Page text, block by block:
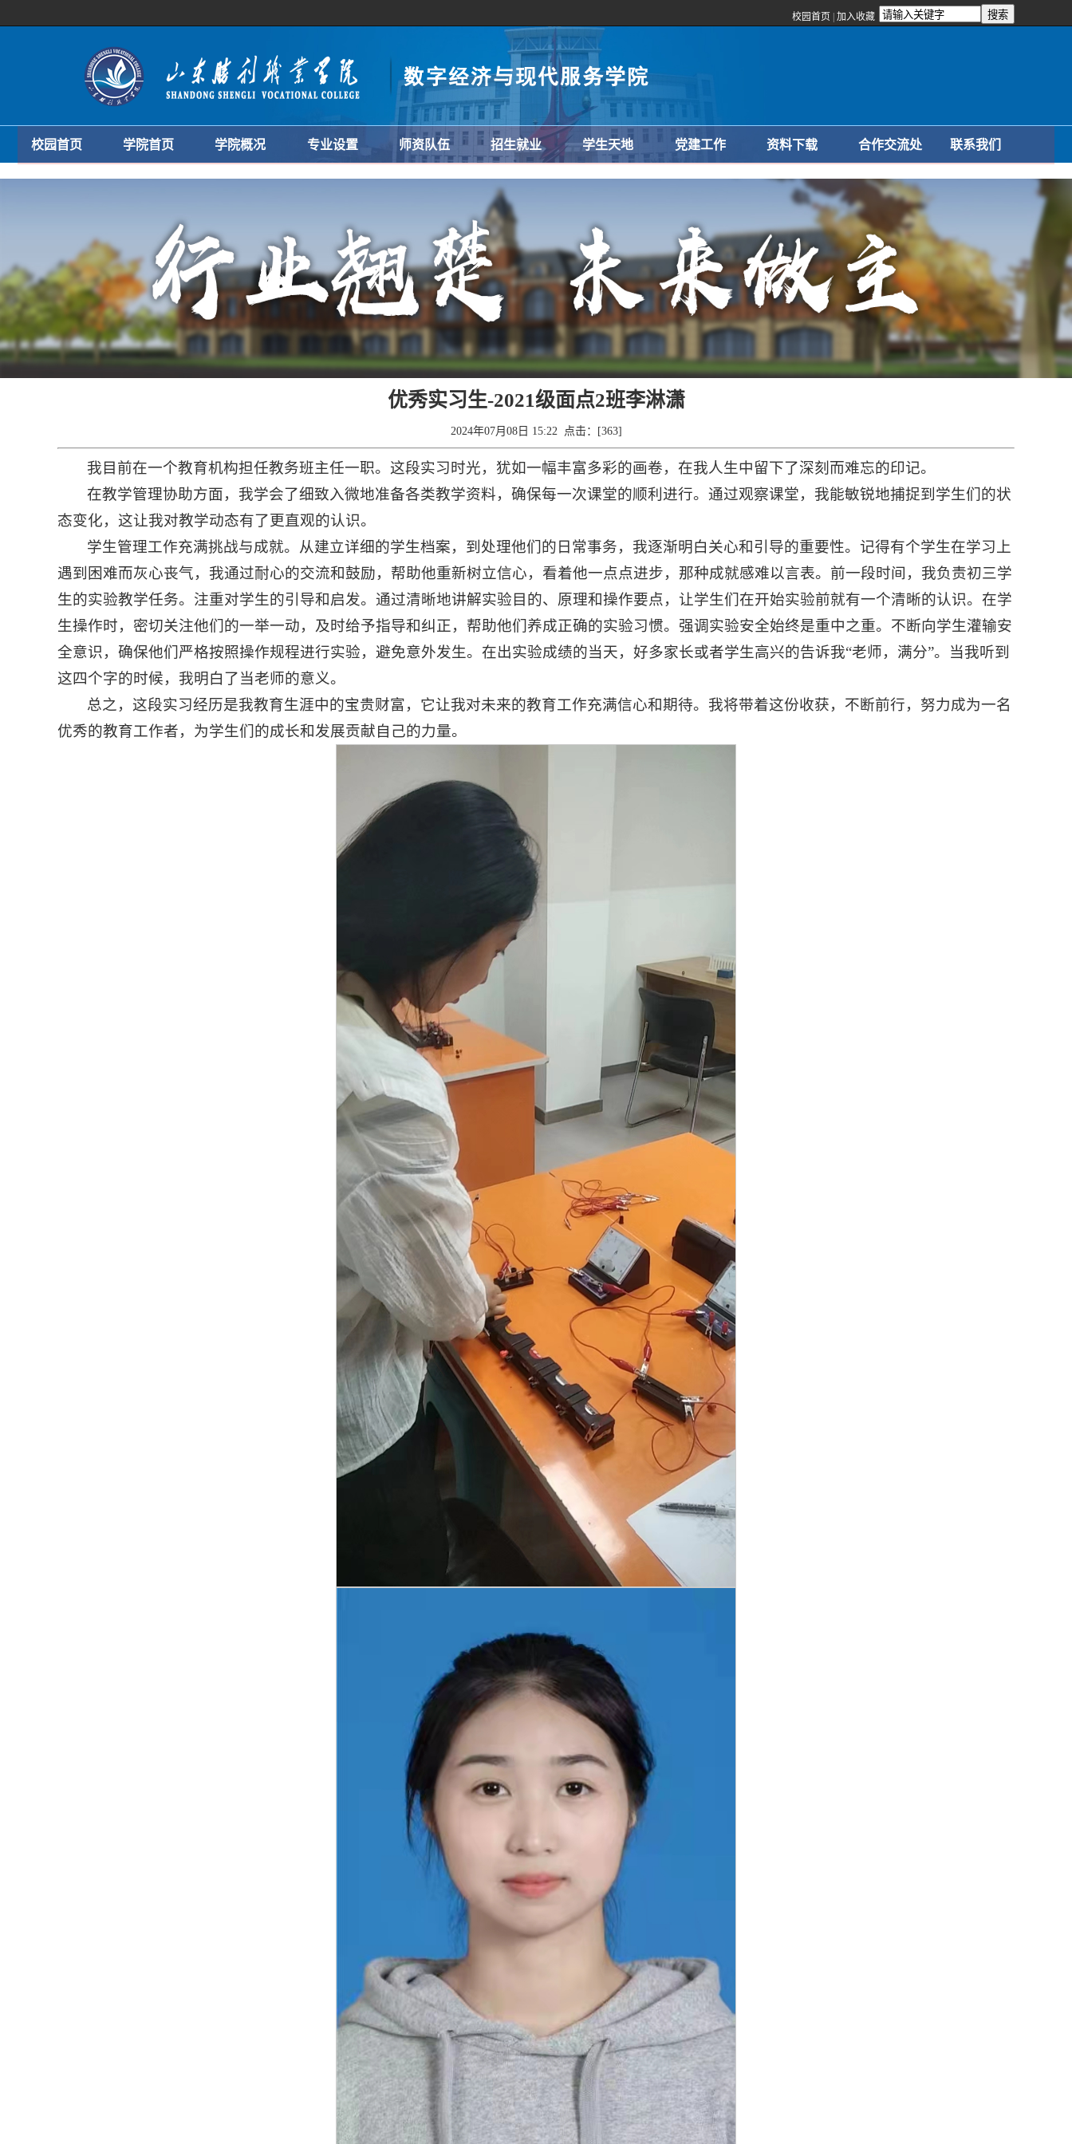
校园首页 加入收藏
校园首页 学院首页 学院概况 专业设置 师资队伍 招生就业 学生天地 党建工作 资料下载 合作交流处 联系我们
优秀实习生-2021级面点2班李淋潇
2024年07月08日 15:22 点击：[363]
我目前在一个教育机构担任教务班主任一职。这段实习时光，犹如一幅丰富多彩的画卷，在我人生中留下了深刻而难忘的印记。
在教学管理协助方面，我学会了细致入微地准备各类教学资料，确保每一次课堂的顺利进行。通过观察课堂，我能敏锐地捕捉到学生们的状
态变化，这让我对教学动态有了更直观的认识。
学生管理工作充满挑战与成就。从建立详细的学生档案，到处理他们的日常事务，我逐渐明白关心和引导的重要性。记得有个学生在学习上
遇到困难而灰心丧气，我通过耐心的交流和鼓励，帮助他重新树立信心，看着他一点点进步，那种成就感难以言表。前一段时间，我负责初三学
生的实验教学任务。注重对学生的引导和启发。通过清晰地讲解实验目的、原理和操作要点，让学生们在开始实验前就有一个清晰的认识。在学
生操作时，密切关注他们的一举一动，及时给予指导和纠正，帮助他们养成正确的实验习惯。强调实验安全始终是重中之重。不断向学生灌输安
全意识，确保他们严格按照操作规程进行实验，避免意外发生。在出实验成绩的当天，好多家长或者学生高兴的告诉我“老师，满分”。当我听到
这四个字的时候，我明白了当老师的意义。
总之，这段实习经历是我教育生涯中的宝贵财富，它让我对未来的教育工作充满信心和期待。我将带着这份收获，不断前行，努力成为一名
优秀的教育工作者，为学生们的成长和发展贡献自己的力量。